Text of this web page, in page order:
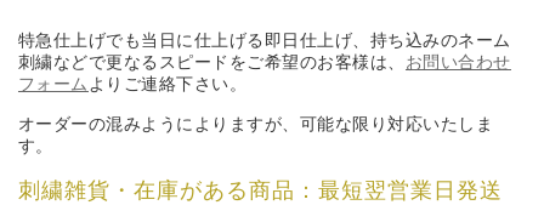
特急仕上げでも当日に仕上げる即日仕上げ、持ち込みのネーム
刺繍などで更なるスピードをご希望のお客様は、 お問い合わせ
フォーム よりご連絡下さい。
オーダーの混みようによりますが、可能な限り対応いたしま
す。
刺繍雑貨・在庫がある商品：最短翌営業日発送